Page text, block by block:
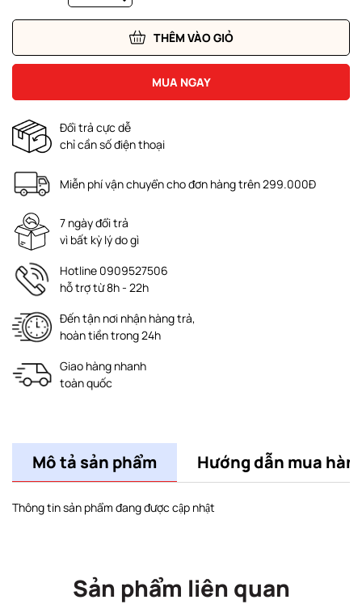
THÊM VÀO GIỎ
MUA NGAY
Đổi trả cực dễ
chỉ cần số điện thoại
Miễn phí vận chuyển cho đơn hàng trên 299.000Đ
7 ngày đổi trả
vì bất kỳ lý do gì
Hotline 0909527506
hỗ trợ từ 8h - 22h
Đến tận nơi nhận hàng trả,
hoàn tiền trong 24h
Giao hàng nhanh
toàn quốc
Mô tả sản phẩm Hướng dẫn mua
Thông tin sản phẩm đang được cập nhật
Sản phẩm liên quan